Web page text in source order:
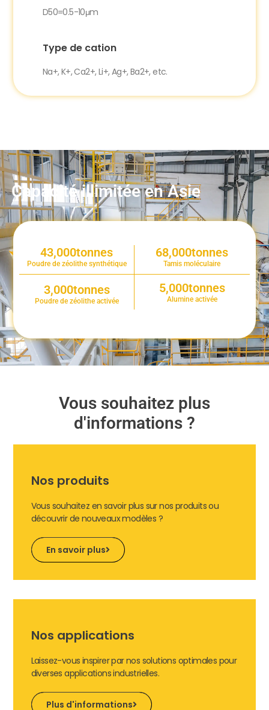
D50=0.5-10μm
Type de cation
Na+, K+, Ca2+, Li+, Ag+, Ba2+, etc.
Capacité illimitée en Asie
Poudre de zéolithe synthétique
43,000tonnes
Tamis moléculaire
68,000tonnes
Poudre de zéolithe activée
3,000tonnes
Alumine activée
5,000tonnes
Vous souhaitez plus
d'informations ?
Nos produits
Vous souhaitez en savoir plus sur nos produits ou
découvrir de nouveaux modèles ?
En savoir plus
Nos applications
Laissez-vous inspirer par nos solutions optimales pour
diverses applications industrielles.
Plus d'informations